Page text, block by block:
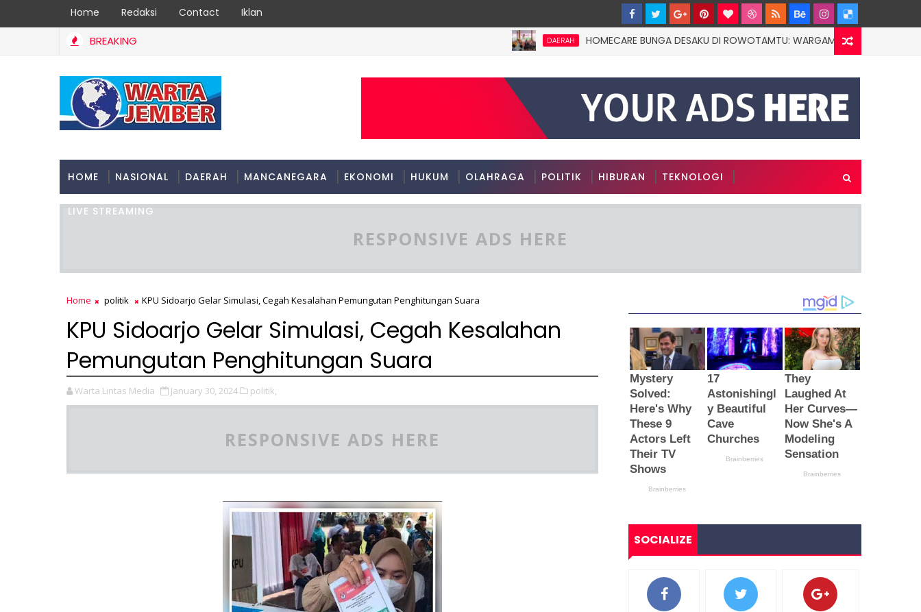
Home Redaksi Contact Iklan
BREAKING DAERAH HOMECARE BUNGA DESAKU DI ROWOTAMTU: WARGAMISKIN JEMBER KINI PUNYA
HOME NASIONAL DAERAH MANCANEGARA EKONOMI HUKUM OLAHRAGA POLITIK HIBURAN TEKNOLOGI
LIVE STREAMING
RESPONSIVE ADS HERE
Home politik KPU Sidoarjo Gelar Simulasi, Cegah Kesalahan Pemungutan Penghitungan Suara
KPU Sidoarjo Gelar Simulasi, Cegah Kesalahan
Pemungutan Penghitungan Suara
Warta Lintas Media January 30, 2024 politik,
RESPONSIVE ADS HERE
SOCIALIZE